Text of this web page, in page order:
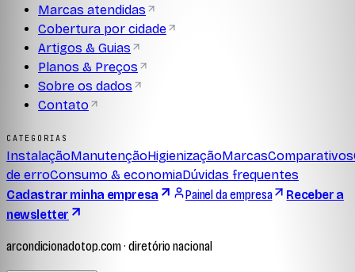
Marcas atendidas
Cobertura por cidade
Artigos & Guias
Planos & Preços
Sobre os dados
Contato
CATEGORIAS
InstalaçãoManutençãoHigienizaçãoMarcasComparativos
de erroConsumo & economiaDúvidas frequentes
Cadastrar minha empresa
Painel da empresa
Receber a
newsletter
arcondicionadotop.com · diretório nacional